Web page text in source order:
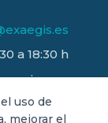
a 18:30 h
a viernes
uso de
mejorar el